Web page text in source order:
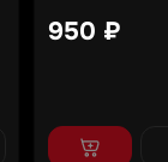
950 ₽